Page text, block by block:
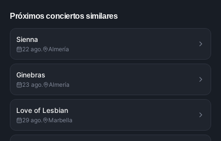
Próximos conciertos similares
Sienna
22 ago. Almería
Ginebras
23 ago. Almería
Love of Lesbian
29 ago. Marbella